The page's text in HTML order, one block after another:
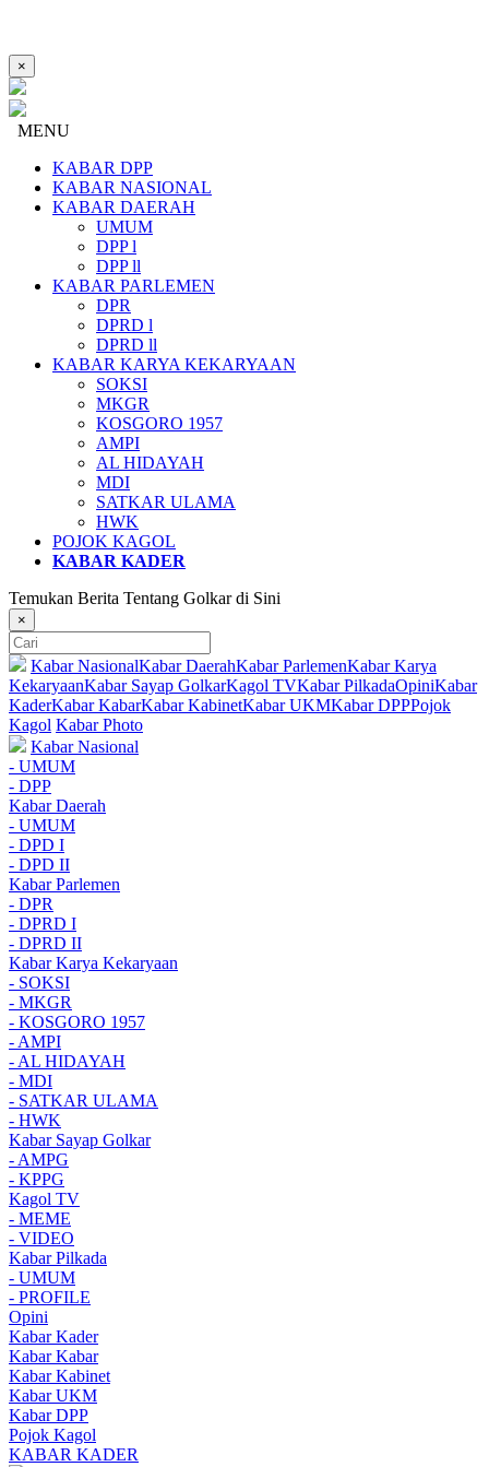
×
MENU
KABAR DPP
KABAR NASIONAL
KABAR DAERAH
UMUM
DPP l
DPP ll
KABAR PARLEMEN
DPR
DPRD l
DPRD ll
KABAR KARYA KEKARYAAN
SOKSI
MKGR
KOSGORO 1957
AMPI
AL HIDAYAH
MDI
SATKAR ULAMA
HWK
POJOK KAGOL
KABAR KADER
Temukan Berita Tentang Golkar di Sini
×
Kabar NasionalKabar DaerahKabar ParlemenKabar Karya
KekaryaanKabar Sayap GolkarKagol TVKabar PilkadaOpiniKabar
KaderKabar KabarKabar KabinetKabar UKMKabar DPPPojok
Kagol Kabar Photo
Kabar Nasional
- UMUM
- DPP
Kabar Daerah
- UMUM
- DPD I
- DPD II
Kabar Parlemen
- DPR
- DPRD I
- DPRD II
Kabar Karya Kekaryaan
- SOKSI
- MKGR
- KOSGORO 1957
- AMPI
- AL HIDAYAH
- MDI
- SATKAR ULAMA
- HWK
Kabar Sayap Golkar
- AMPG
- KPPG
Kagol TV
- MEME
- VIDEO
Kabar Pilkada
- UMUM
- PROFILE
Opini
Kabar Kader
Kabar Kabar
Kabar Kabinet
Kabar UKM
Kabar DPP
Pojok Kagol
KABAR KADER